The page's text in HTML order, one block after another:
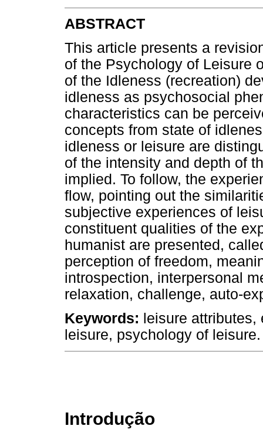
ABSTRACT
This article presents a
of the Psychology of Leisure
of the Idleness (recreation)
idleness as psychosocial
characteristics can be
concepts from state of
idleness or leisure are
of the intensity and depth of
implied. To follow, the
flow, pointing out the
subjective experiences of
constituent qualities of the
humanist are presented,
perception of freedom,
introspection, interpersonal
relaxation, challenge, auto-
Keywords: leisure
leisure, psychology of leisure.
Introdução